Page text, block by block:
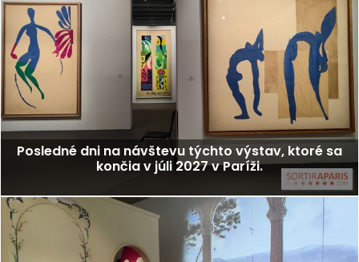
Posledné dni na návštevu týchto výstav, ktoré sa
končia v júli 2027 v Paríži.